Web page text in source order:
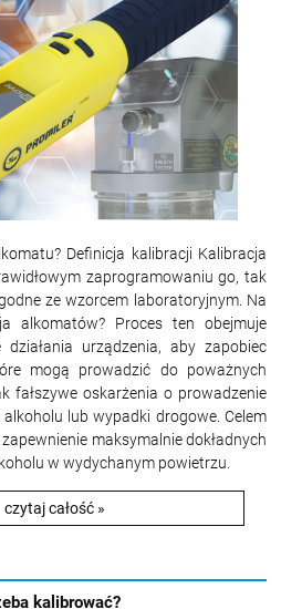
Definicja kalibracji Kalibracja
zaprogramowaniu go, tak
ze wzorcem laboratoryjnym. Na
alkomatów? Proces ten obejmuje
urządzenia, aby zapobiec
mogą prowadzić do poważnych
fałszywe oskarżenia o prowadzenie
lub wypadki drogowe. Celem
maksymalnie dokładnych
w wydychanym powietrzu.
czytaj całość »
kalibrować?